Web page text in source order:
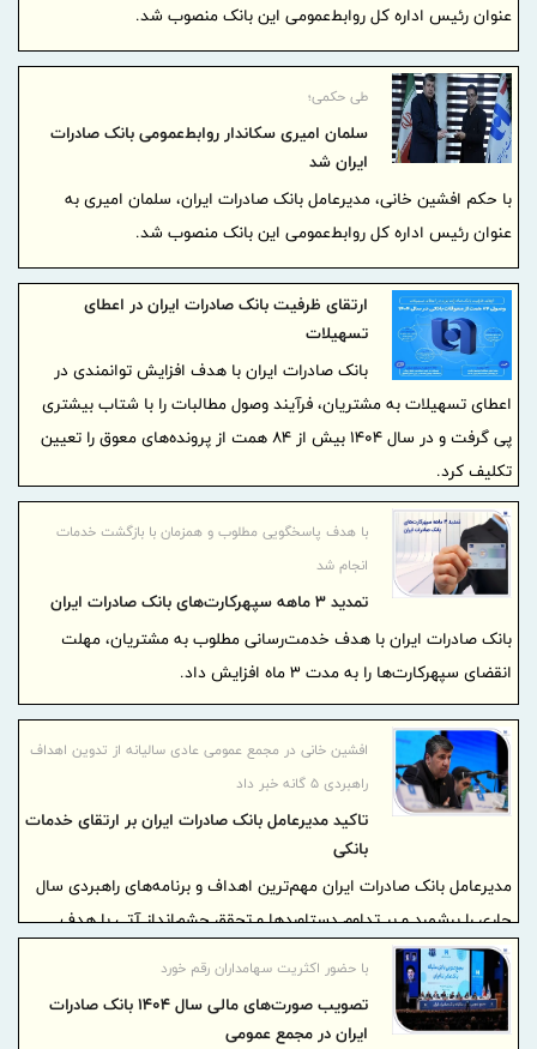
عنوان رئیس اداره کل روابط‌عمومی این بانک منصوب شد.
طی حکمی؛
سلمان امیری سکاندار روابط‌عمومی بانک صادرات
ایران شد
با حکم افشین خانی، مدیرعامل بانک صادرات ایران، سلمان امیری به
عنوان رئیس اداره کل روابط‌عمومی این بانک منصوب شد.
ارتقای ظرفیت بانک صادرات ایران در اعطای
تسهیلات
بانک صادرات ایران با هدف افزایش توانمندی در
اعطای تسهیلات به مشتریان، فرآیند وصول مطالبات را با شتاب بیشتری
پی گرفت و در سال ۱۴۰۴ بیش از ۸۴ همت از پرونده‌های معوق را تعیین
تکلیف کرد.
با هدف پاسخگویی مطلوب و همزمان با بازگشت خدمات
انجام شد
تمدید 3 ماهه سپهرکارت‌های بانک صادرات ایران
بانک صادرات ایران با هدف خدمت‌رسانی مطلوب به مشتریان، مهلت
انقضای سپهرکارت‌ها را به مدت 3 ماه افزایش داد.
افشین خانی در مجمع عمومی عادی سالیانه از تدوین اهداف
راهبردی ۵ گانه خبر داد
تاکید مدیرعامل بانک صادرات ایران بر ارتقای خدمات
بانکی
مدیرعامل بانک صادرات ایران مهم‌ترین اهداف و برنامه‌های راهبردی سال
جاری را برشمرد و بر تداوم دستاوردها و تحقق چشم‌انداز آتی با هدف
ارتقای خدمت‌رسانی به مشتریان تاکید کرد.
با حضور اکثریت سهامداران رقم خورد
تصویب صورت‌های مالی سال ۱۴۰۴ بانک صادرات
ایران در مجمع عمومی